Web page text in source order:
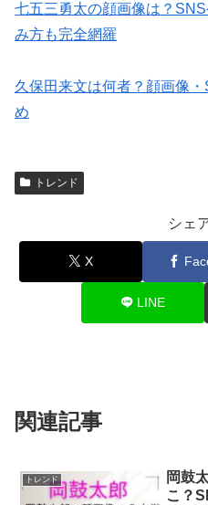
七五三勇太の顔画像は？
み方も完全網羅
久保田来文は何者？顔画像
め
トレンド
シェ
X
LINE
関連記事
トレンド
岡鼓
こ？